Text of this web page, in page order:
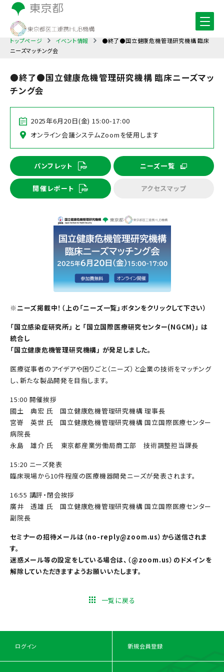
トップページ イベント情報
●終了●国立健康危機管理研究機構 臨床
ニーズマッチング会
●終了●国立健康危機管理研究機構 臨床ニーズマッ
チング会
2025年6月20日(金) 15:00-17:00
オンライン会議システムZoomを使用します
パンフレット ニーズ一覧
開催レポート アクセスマップ
※ニーズ掲載中！（上の「ニーズ一覧」ボタンをクリックして下さい）
「国立感染症研究所」 と 「国立国際医療研究センター(NGCM)」 は
統合し
「国立健康危機管理研究機構」 が発足しました。
医療従事者のアイデアや困りごと（ニーズ）と企業の技術をマッチング
し、新たな製品開発を目指します。
15:00 開催挨拶
國土 典宏 氏 国立健康危機管理研究機構 理事長
宮嵜 英世 氏 国立健康危機管理研究機構 国立国際医療センター
病院長
永島 雄介 氏 東京都産業労働局商工部 技術調整担当課長
15:20 ニーズ発表
臨床現場から10件程度の医療機器開発ニーズが発表されます。
16:55 講評・閉会挨拶
廣井 透雄 氏 国立健康危機管理研究機構 国立国際医療センター
副院長
セミナーの招待メールは（no-reply@zoom.us）から送信されま
す。
迷惑メール等の設定をしている場合は、（@zoom.us）のドメインを
解除していただきますようお願いいたします。
一覧に戻る
ログイン 新規会員登録